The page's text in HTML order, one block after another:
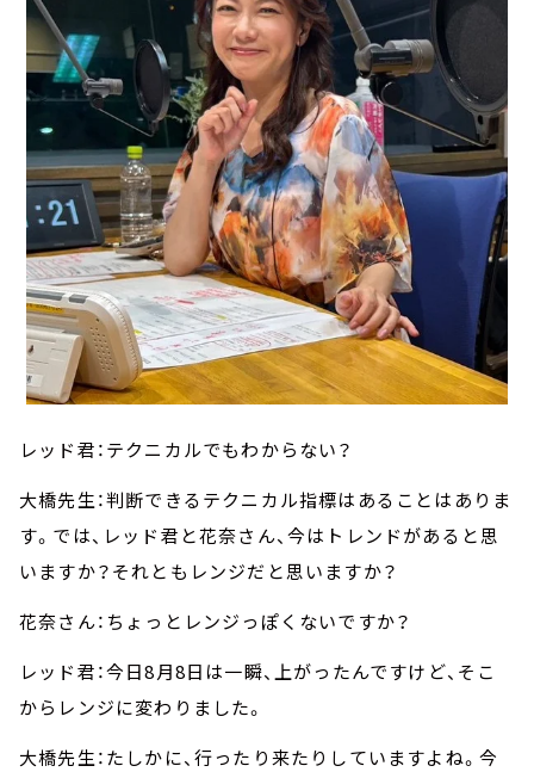
レッド君：テクニカルでもわからない？
大橋先生：判断できるテクニカル指標はあることはありま
す。では、レッド君と花奈さん、今はトレンドがあると思
いますか？それともレンジだと思いますか？
花奈さん：ちょっとレンジっぽくないですか？
レッド君：今日8月8日は一瞬、上がったんですけど、そこ
からレンジに変わりました。
大橋先生：たしかに、行ったり来たりしていますよね。今